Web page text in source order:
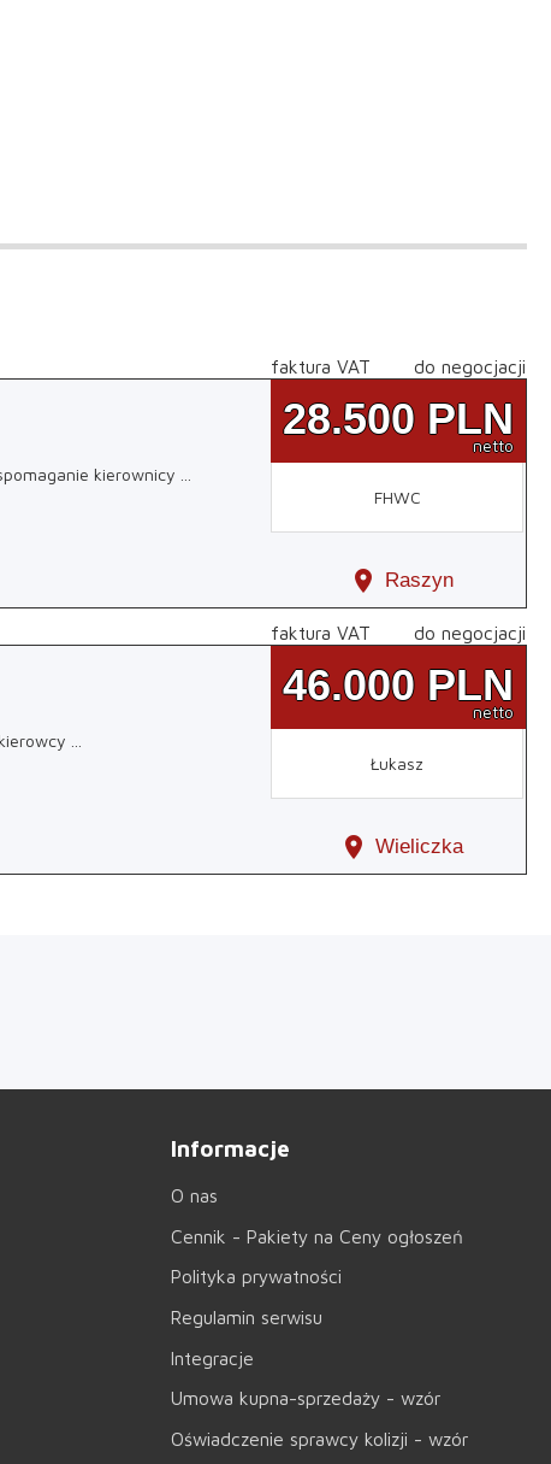
kierownicy
faktura VAT do negocjacji
28.500 PLN
netto
FHWC
location_on Raszyn
faktura VAT do negocjacji
46.000 PLN
netto
Łukasz
location_on Wieliczka
Informacje
O nas
Cennik - Pakiety na Ceny ogłoszeń
Polityka prywatności
Regulamin serwisu
Integracje
Umowa kupna-sprzedaży - wzór
Oświadczenie sprawcy kolizji - wzór